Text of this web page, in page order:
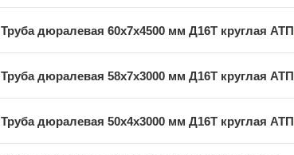
Труба дюралевая 60х7х4500 мм Д16Т круглая АТП
Труба дюралевая 58х7х3000 мм Д16Т круглая АТП
Труба дюралевая 50х4х3000 мм Д16Т круглая АТП